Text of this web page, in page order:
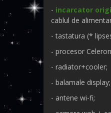
- incarcator
cablul de
- tastatura (*
- procesor
- radiator+cooler;
- balamale display;
- antene wi-fi;